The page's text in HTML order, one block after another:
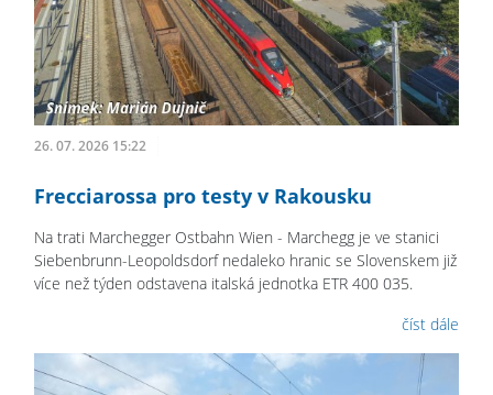
26. 07. 2026 15:22
Frecciarossa pro testy v Rakousku
Na trati Marchegger Ostbahn Wien - Marchegg je ve stanici
Siebenbrunn-Leopoldsdorf nedaleko hranic se Slovenskem již
více než týden odstavena italská jednotka ETR 400 035.
číst dále